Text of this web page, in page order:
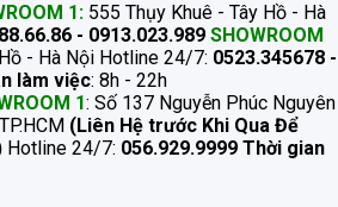
1: 555 Thụy Khuê - Tây Hồ - Hà
- 0913.023.989 SHOWROOM
- Hà Nội Hotline 24/7: 0523.345678 -
làm việc: 8h - 22h
1: Số 137 Nguyễn Phúc Nguyên
(Liên Hệ trước Khi Qua Để
Hotline 24/7: 056.929.9999 Thời gian